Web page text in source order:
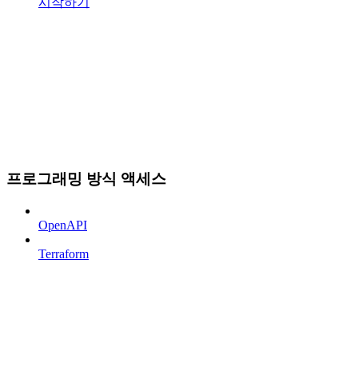
프로그래밍 방식 액세스
OpenAPI
Terraform